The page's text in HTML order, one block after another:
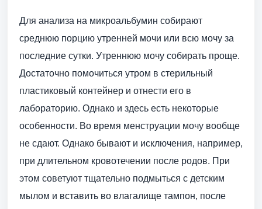
Для анализа на микроальбумин собирают
среднюю порцию утренней мочи или всю мочу за
последние сутки. Утреннюю мочу собирать проще.
Достаточно помочиться утром в стерильный
пластиковый контейнер и отнести его в
лабораторию. Однако и здесь есть некоторые
особенности. Во время менструации мочу вообще
не сдают. Однако бывают и исключения, например,
при длительном кровотечении после родов. При
этом советуют тщательно подмыться с детским
мылом и вставить во влагалище тампон, после